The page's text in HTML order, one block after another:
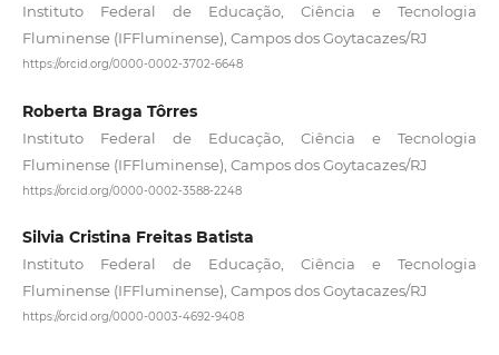
Instituto Federal de Educação, Ciência e Tecnologia
Fluminense (IFFluminense), Campos dos Goytacazes/RJ
https://orcid.org/0000-0002-3702-6648
Roberta Braga Tôrres
Instituto Federal de Educação, Ciência e Tecnologia
Fluminense (IFFluminense), Campos dos Goytacazes/RJ
https://orcid.org/0000-0002-3588-2248
Silvia Cristina Freitas Batista
Instituto Federal de Educação, Ciência e Tecnologia
Fluminense (IFFluminense), Campos dos Goytacazes/RJ
https://orcid.org/0000-0003-4692-9408